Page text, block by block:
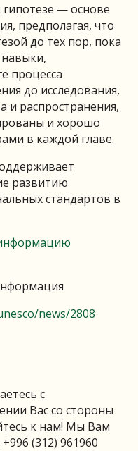
гипотезе — основе
предполагая, что
до тех пор, пока
процесса
до исследования,
и распространения,
и хорошо
в каждой главе.
развитию
стандартов в
news/2808
с
Вас со стороны
к нам! Мы Вам
+996 (312) 961960